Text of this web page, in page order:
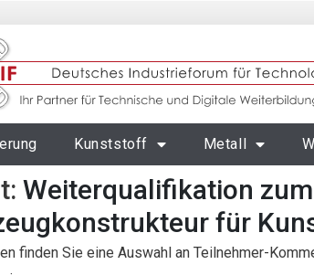
Kunststoff Metall
Weiterqualifikation zum
für
finden Sie eine Auswahl an Teilnehmer-